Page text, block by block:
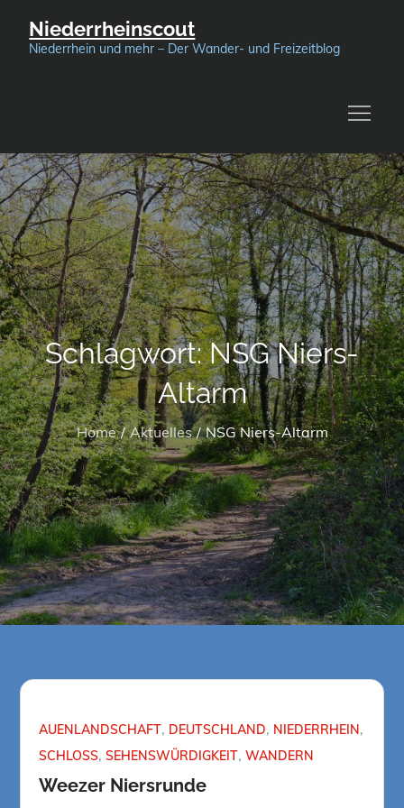
Niederrheinscout
Niederrhein und mehr – Der Wander- und Freizeitblog
Schlagwort:NSG Niers-
Altarm
Home Aktuelles NSG Niers-Altarm
AUENLANDSCHAFT DEUTSCHLAND NIEDERRHEIN
SCHLOSS SEHENSWÜRDIGKEIT WANDERN
Weezer Niersrunde